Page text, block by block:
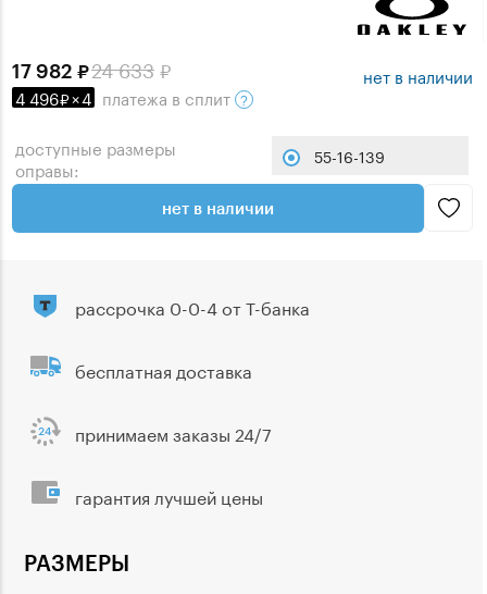
24 633
17 982
4 496 ×4 платежа в сплит
нет в наличии
доступные размеры
оправы:
55-16-139
нет в наличии
РАЗМЕРЫ
рассрочка 0-0-4 от Т-банка
бесплатная доставка
принимаем заказы 24/7
гарантия лучшей цены